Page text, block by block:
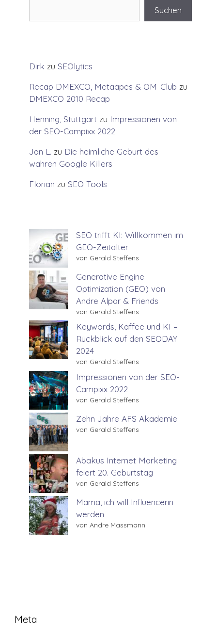
Suchen
Dirk zu SEOlytics
Recap DMEXCO, Metaapes & OM-Club zu
DMEXCO 2010 Recap
Henning, Stuttgart zu Impressionen von
der SEO-Campixx 2022
Jan L. zu Die heimliche Geburt des
wahren Google Killers
Florian zu SEO Tools
SEO trifft KI: Willkommen im
GEO-Zeitalter
von Gerald Steffens
Generative Engine
Optimization (GEO) von
Andre Alpar & Friends
von Gerald Steffens
Keywords, Kaffee und KI –
Rückblick auf den SEODAY
2024
von Gerald Steffens
Impressionen von der SEO-
Campixx 2022
von Gerald Steffens
Zehn Jahre AFS Akademie
von Gerald Steffens
Abakus Internet Marketing
feiert 20. Geburtstag
von Gerald Steffens
Mama, ich will Influencerin
werden
von Andre Massmann
Meta